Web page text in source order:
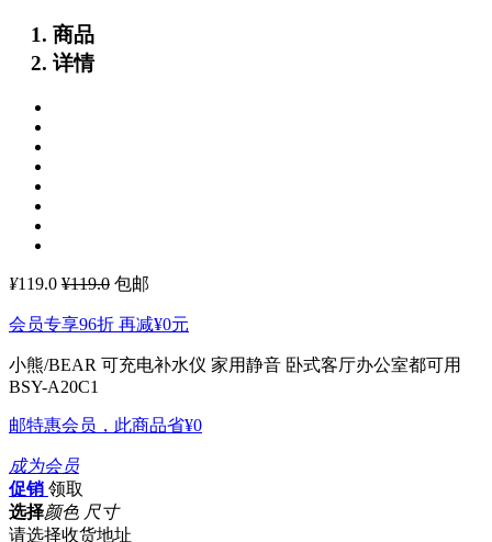
商品
详情
¥119.0 ¥119.0 包邮
会员专享96折 再减¥0元
小熊/BEAR 可充电补水仪 家用静音 卧式客厅办公室都可用
BSY-A20C1
邮特惠会员，此商品省¥0
成为会员
促销 领取
选择颜色 尺寸
请选择收货地址